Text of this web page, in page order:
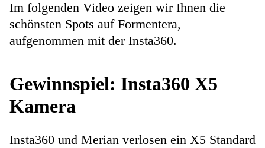
Im folgenden Video zeigen wir Ihnen die
schönsten Spots auf Formentera,
aufgenommen mit der Insta360.
Gewinnspiel: Insta360 X5
Kamera
Insta360 und Merian verlosen ein X5 Standard